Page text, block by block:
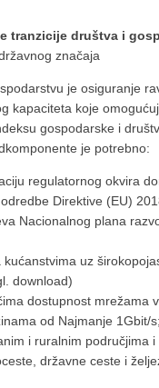
tranzicije društva i
značaja
je osiguranje
kapaciteta koje
gospodarske i
je potrebno:
regulatornog okvira
Direktive (EU)
Nacionalnog plana
uz
download)
dostupnost mrežama
od Najmanje 1Gbit/s;
i ruralnim područjima
državne ceste i